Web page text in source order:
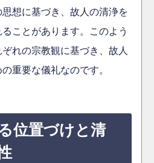
想に基づき、故人の清浄を
ことがあります。このよう
れの宗教観に基づき、故人
重要な儀礼なのです。
位置づけと清